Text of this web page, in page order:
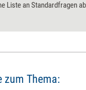
Liste an Standardfragen
zum Thema: